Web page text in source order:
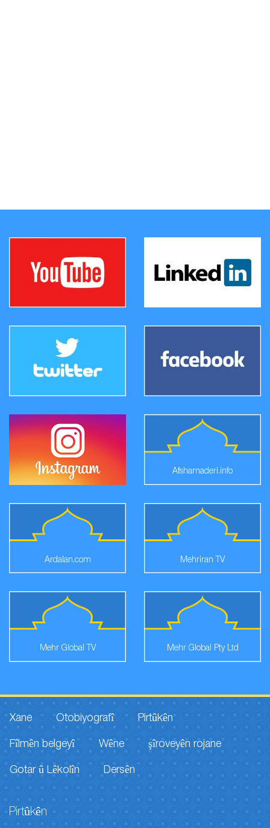
Afsharnaderi.info
Ardalan.com Mehriran TV
Mehr Global TV Mehr Global Pty Ltd
Xane Otobiyografî Pirtûkên
Fîlmên belgeyî Wêne şîroveyên rojane
Gotar û Lêkolîn Dersên
Pirtûkên